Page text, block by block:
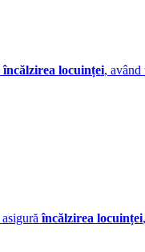
încălzirea locuinței, având
asigurăîncălzirea locuinței